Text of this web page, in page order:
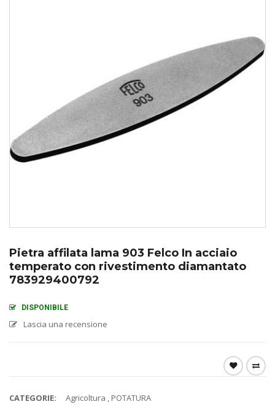
Pietra affilata lama 903 Felco In acciaio
temperato con rivestimento diamantato
783929400792
DISPONIBILE
Lascia una recensione
CATEGORIE: Agricoltura , POTATURA